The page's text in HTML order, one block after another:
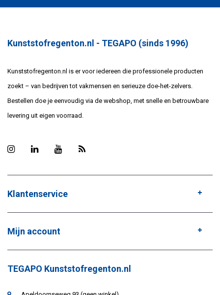
Kunststofregenton.nl - TEGAPO (sinds 1996)
Kunststofregenton.nl is er voor iedereen die professionele producten
zoekt – van bedrijven tot vakmensen en serieuze doe-het-zelvers.
Bestellen doe je eenvoudig via de webshop, met snelle en betrouwbare
levering uit eigen voorraad.
Klantenservice
Mijn account
TEGAPO Kunststofregenton.nl